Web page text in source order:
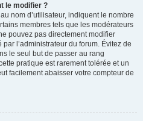
le modifier ?
nom d’utilisateur, indiquent le nombre
membres tels que les modérateurs
pouvez pas directement modifier
par l’administrateur du forum. Évitez de
le seul but de passer au rang
pratique est rarement tolérée et un
facilement abaisser votre compteur de